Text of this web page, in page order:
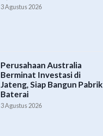
3 Agustus 2026
Perusahaan Australia
Berminat Investasi di
Jateng, Siap Bangun Pabrik
Baterai
3 Agustus 2026